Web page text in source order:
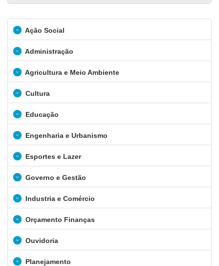
Ação Social
Administração
Agricultura e Meio Ambiente
Cultura
Educação
Engenharia e Urbanismo
Esportes e Lazer
Governo e Gestão
Industria e Comércio
Orçamento Finanças
Ouvidoria
Planejamento